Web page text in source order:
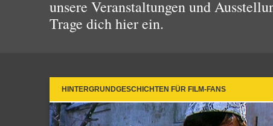
unsere Veranstaltungen und
Trage dich hier ein.
HINTERGRUNDGESCHICHTEN FÜR FILM-FANS